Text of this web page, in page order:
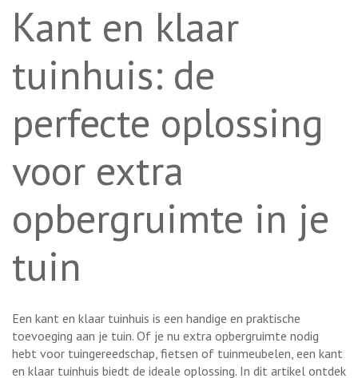
Kant en klaar
tuinhuis: de
perfecte oplossing
voor extra
opbergruimte in je
tuin
Een kant en klaar tuinhuis is een handige en praktische
toevoeging aan je tuin. Of je nu extra opbergruimte nodig
hebt voor tuingereedschap, fietsen of tuinmeubelen, een kant
en klaar tuinhuis biedt de ideale oplossing. In dit artikel ontdek